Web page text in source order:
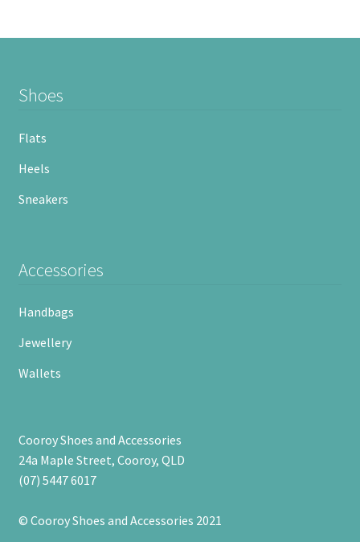
Shoes
Flats
Heels
Sneakers
Accessories
Handbags
Jewellery
Wallets
Cooroy Shoes and Accessories
24a Maple Street, Cooroy, QLD
(07) 5447 6017
© Cooroy Shoes and Accessories 2021